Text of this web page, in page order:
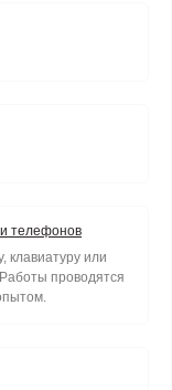
телефонов
клавиатуру или
проводятся